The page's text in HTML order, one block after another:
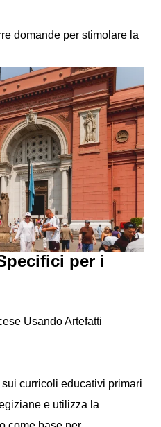
domande per stimolare la
per i
Usando Artefatti
curricoli educativi primari
e utilizza la